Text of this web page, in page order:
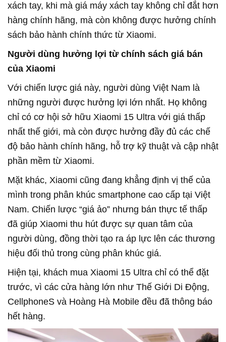
xách tay, khi mà giá máy xách tay không chỉ đắt hơn
hàng chính hãng, mà còn không được hưởng chính
sách bảo hành chính thức từ Xiaomi.
Người dùng hưởng lợi từ chính sách giá bán
của Xiaomi
Với chiến lược giá này, người dùng Việt Nam là
những người được hưởng lợi lớn nhất. Họ không
chỉ có cơ hội sở hữu Xiaomi 15 Ultra với giá thấp
nhất thế giới, mà còn được hưởng đầy đủ các chế
độ bảo hành chính hãng, hỗ trợ kỹ thuật và cập nhật
phần mềm từ Xiaomi.
Mặt khác, Xiaomi cũng đang khẳng định vị thế của
mình trong phân khúc smartphone cao cấp tại Việt
Nam. Chiến lược “giá ảo” nhưng bán thực tế thấp
đã giúp Xiaomi thu hút được sự quan tâm của
người dùng, đồng thời tạo ra áp lực lên các thương
hiệu đối thủ trong cùng phân khúc giá.
Hiện tại, khách mua Xiaomi 15 Ultra chỉ có thể đặt
trước, vì các cửa hàng lớn như Thế Giới Di Động,
CellphoneS và Hoàng Hà Mobile đều đã thông báo
hết hàng.